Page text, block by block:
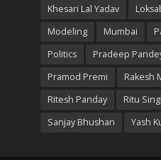
Khesari Lal Yadav
Modeling
Mumbai
Politics
Pradeep
Pramod Premi
Rakesh
Ritesh Panday
Ritu
Sanjay Bhushan
Yash